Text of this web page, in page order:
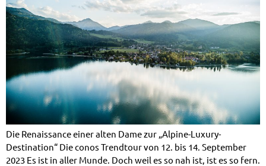
Die Renaissance einer alten Dame zur „Alpine-Luxury-
Destination“ Die conos Trendtour von 12. bis 14. September
2023 Es ist in aller Munde. Doch weil es so nah ist, ist es so fern.